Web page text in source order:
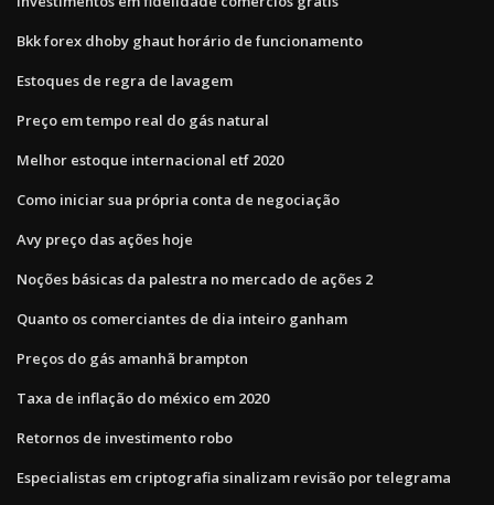
Bkk forex dhoby ghaut horário de funcionamento
Estoques de regra de lavagem
Preço em tempo real do gás natural
Melhor estoque internacional etf 2020
Como iniciar sua própria conta de negociação
Avy preço das ações hoje
Noções básicas da palestra no mercado de ações 2
Quanto os comerciantes de dia inteiro ganham
Preços do gás amanhã brampton
Taxa de inflação do méxico em 2020
Retornos de investimento robo
Especialistas em criptografia sinalizam revisão por telegrama